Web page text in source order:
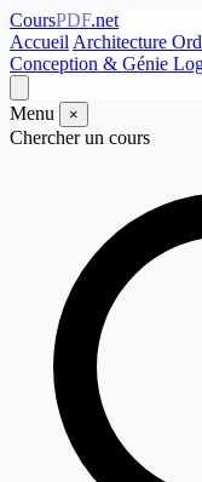
CoursPDF.net
Accueil Architecture
Conception & Génie
Menu ×
Chercher un cours